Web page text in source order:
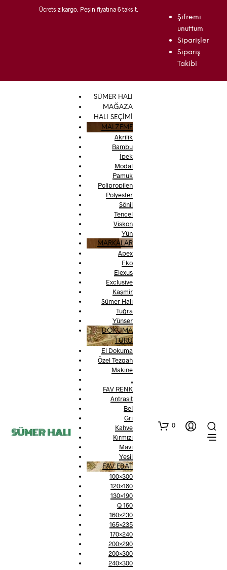
Ücretsiz kargo. Peşin fiyatına 6 taksit.
Şifremi
unuttum
Siparişler
Sipariş
Takibi
SÜMER HALI
MAĞAZA
HALI SEÇİMİ
MALZEME
Akrilik
Bambu
İpek
Modal
Pamuk
Polipropilen
Polyester
Şönil
Tencel
Viskon
Yün
MARKALAR
Apex
Eko
Elexus
Exclusive
Kaşmir
Sümer Halı
Tuğra
Yünser
DOKUMA
TÜRÜ
El Dokuma
Özel Tezgah
Makine
FAV RENK
Antrasit
Bej
Gri
Kahve
Kırmızı
Mavi
Yeşil
FAV EBAT
100×300
120×180
130×190
Q 160
160×230
165×235
170×240
200×290
200×300
240×300
0